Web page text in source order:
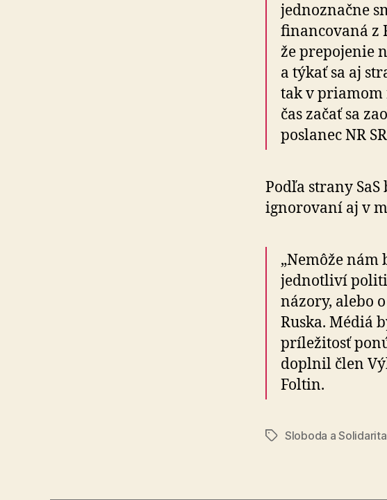
jednoznačne
financovaná z
že prepojenie
a týkať sa aj
tak v priamom
čas začať sa
poslanec NR
Podľa strany
ignorovaní aj v
„Nemôže
jednotliví
názory, alebo
Ruska. Médiá
príležitosť
doplnil člen
Foltin.
ZnačkySloboda a Solidarita